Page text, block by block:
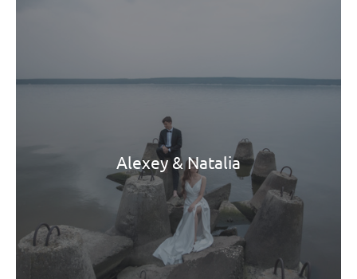
Alexey & Natalia